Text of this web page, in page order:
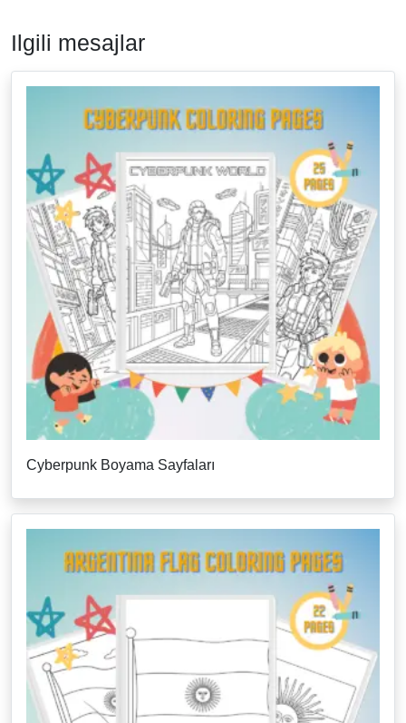
Ilgili mesajlar
Cyberpunk Boyama Sayfaları